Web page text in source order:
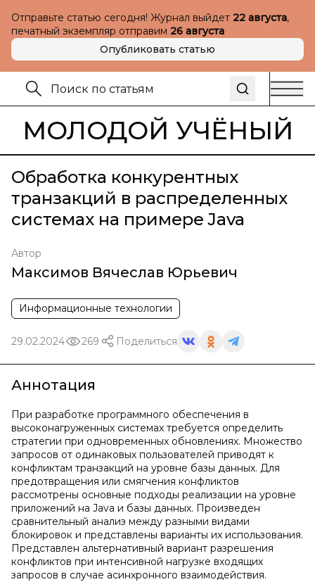
Отправьте статью сегодня! Журнал выйдет 22 августа,
печатный экземпляр отправим 26 августа
Опубликовать статью
МОЛОДОЙ УЧЁНЫЙ
Обработка конкурентных
транзакций в распределенных
системах на примере Java
Автор
Максимов Вячеслав Юрьевич
Информационные технологии
29.02.2024 269 Поделиться
Аннотация
При разработке программного обеспечения в
высоконагруженных системах требуется определить
стратегии при одновременных обновлениях. Множество
запросов от одинаковых пользователей приводят к
конфликтам транзакций на уровне базы данных. Для
предотвращения или смягчения конфликтов
рассмотрены основные подходы реализации на уровне
приложений на Java и базы данных. Произведен
сравнительный анализ между разными видами
блокировок и представлены варианты их использования.
Представлен альтернативный вариант разрешения
конфликтов при интенсивной нагрузке входящих
запросов в случае асинхронного взаимодействия.